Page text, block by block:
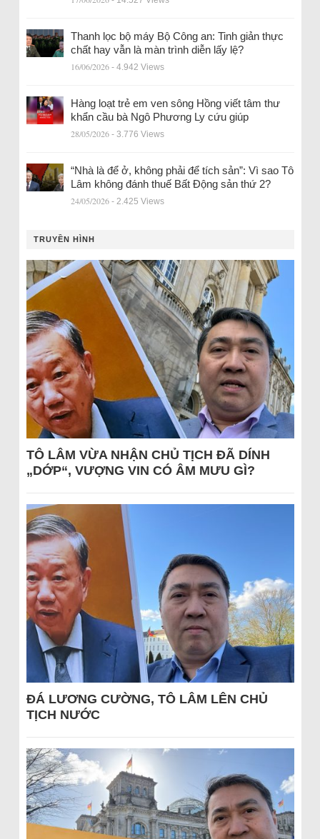
Thanh lọc bộ máy Bộ Công an: Tinh giản thực
chất hay vẫn là màn trình diễn lấy lệ?
16/06/2026 - 4.942 Views
Hàng loạt trẻ em ven sông Hồng viết tâm thư
khẩn cầu bà Ngô Phương Ly cứu giúp
28/05/2026 - 3.776 Views
“Nhà là để ở, không phải để tích sản”: Vì sao Tô
Lâm không đánh thuế Bất Động sản thứ 2?
24/05/2026 - 2.425 Views
TRUYỀN HÌNH
TÔ LÂM VỪA NHẬN CHỦ TỊCH ĐÃ DÍNH
„DỚP“, VƯỢNG VIN CÓ ÂM MƯU GÌ?
ĐÁ LƯƠNG CƯỜNG, TÔ LÂM LÊN CHỦ
TỊCH NƯỚC